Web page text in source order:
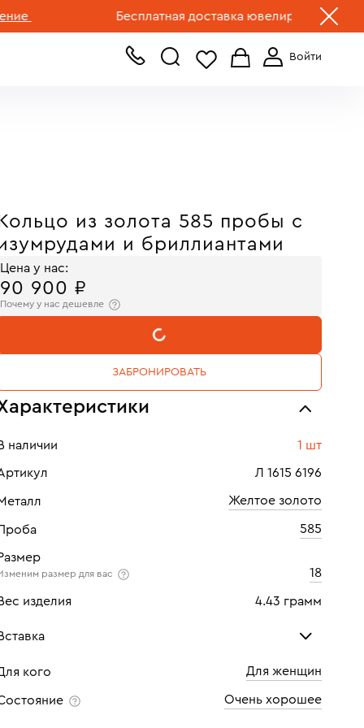
Бесплатная доставка ювелирных изделий по
+7 (499) 519-00-00
Кольцо из золота 585 пробы с
и бриллиантами
Цена у нас:
90 900 ₽
Почему у нас дешевле
В КОРЗИНУ
ЗАБРОНИРОВАТЬ
наличии 1 шт
Л 1615 6196
Желтое золото
585
размер для вас 18
изделия 4.43 грамм
Изумруд
Количество 6 шт
кого Для женщин
Очень хорошее